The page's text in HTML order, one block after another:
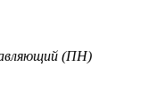
(ПН)